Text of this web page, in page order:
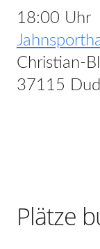
18:00 Uhr
Christian-
37115
Plätze